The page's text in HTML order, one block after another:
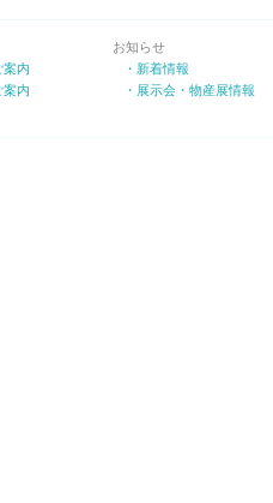
案内
案内
お知らせ
・新着情報
・展示会・物産展情報